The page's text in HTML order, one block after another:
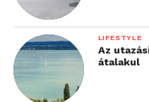
LIFESTYLE
Az
átalakul